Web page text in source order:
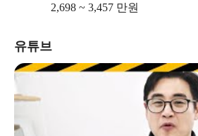
2,698 ~ 3,457 만원
유튜브